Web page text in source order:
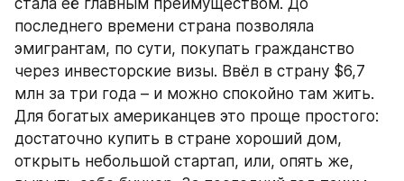
стала её главным преимуществом. До
последнего времени страна позволяла
эмигрантам, по сути, покупать гражданство
через инвесторские визы. Ввёл в страну $6,7
млн за три года – и можно спокойно там жить.
Для богатых американцев это проще простого:
достаточно купить в стране хороший дом,
открыть небольшой стартап, или, опять же,